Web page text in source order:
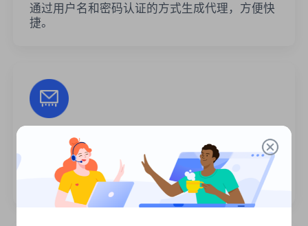
通过用户名和密码认证的方式生成代理，方便快
捷。
无限的会话
代理的使用次数或调用频率没有限制。您可以一
次生成大量代理。